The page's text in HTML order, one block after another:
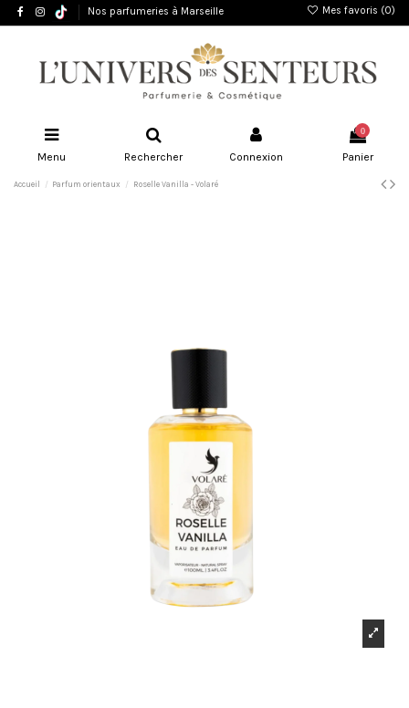
Nos parfumeries à Marseille Mes favoris (0)
Menu Rechercher Connexion
0
Panier
Accueil Parfum orientaux Roselle Vanilla - Volaré